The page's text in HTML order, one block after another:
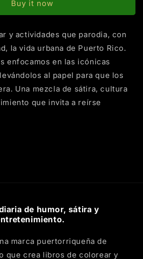
Buy it now
y actividades que parodia, con
la vida urbana de Puerto Rico.
enfocamos en las icónicas
al papel para que los
Una mezcla de sátira, cultura
que invita a reírse
de humor, sátira y
marca puertorriqueña de
que crea libros de colorear y